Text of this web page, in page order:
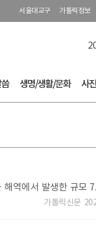
서울대교구 가톨릭정보
생명/생활/문화 사
역에서 발생한 규모
으로 확인됐다. 이날
가톨릭신문